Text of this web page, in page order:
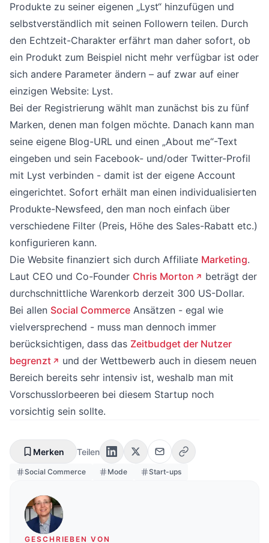
Produkte zu seiner eigenen „Lyst“ hinzufügen und
selbstverständlich mit seinen Followern teilen. Durch
den Echtzeit-Charakter erfährt man daher sofort, ob
ein Produkt zum Beispiel nicht mehr verfügbar ist oder
sich andere Parameter ändern – auf zwar auf einer
einzigen Website: Lyst.
Bei der Registrierung wählt man zunächst bis zu fünf
Marken, denen man folgen möchte. Danach kann man
seine eigene Blog-URL und einen „About me“-Text
eingeben und sein Facebook- und/oder Twitter-Profil
mit Lyst verbinden - damit ist der eigene Account
eingerichtet. Sofort erhält man einen individualisierten
Produkte-Newsfeed, den man noch einfach über
verschiedene Filter (Preis, Höhe des Sales-Rabatt etc.)
konfigurieren kann.
Die Website finanziert sich durch Affiliate Marketing.
Laut CEO und Co-Founder Chris Morton
beträgt der
durchschnittliche Warenkorb derzeit 300 US-Dollar.
Bei allen Social Commerce Ansätzen - egal wie
vielversprechend - muss man dennoch immer
berücksichtigen, dass das Zeitbudget der Nutzer
begrenzt
und der Wettbewerb auch in diesem neuen
Bereich bereits sehr intensiv ist, weshalb man mit
Vorschusslorbeeren bei diesem Startup noch
vorsichtig sein sollte.
Merken Teilen
Social Commerce Mode Start-ups
GESCHRIEBEN VON